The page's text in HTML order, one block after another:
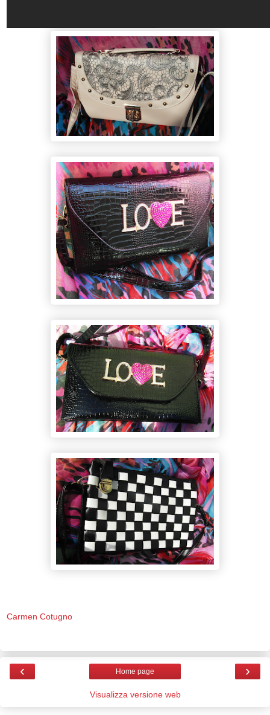
Carmen Cotugno
‹ ›
Home page
Visualizza versione web